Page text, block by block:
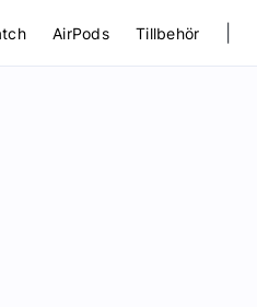
AirPods Tillbehör